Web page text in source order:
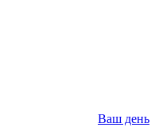
Ваш день